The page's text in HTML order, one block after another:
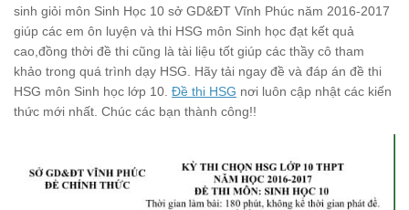
sinh giỏi môn Sinh Học 10 sở GD&ĐT Vĩnh Phúc năm 2016-2017
giúp các em ôn luyện và thi HSG môn Sinh học đạt kết quả
cao,đồng thời đề thi cũng là tài liệu tốt giúp các thầy cô tham
khảo trong quá trình dạy HSG. Hãy tải ngay đề và đáp án đề thi
HSG môn Sinh học lớp 10. Đề thi HSG nơi luôn cập nhật các kiến
thức mới nhất. Chúc các bạn thành công!!